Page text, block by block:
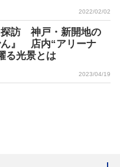
2022/02/02
探訪 神戸・新開地の
ん』 店内“アリーナ
る光景とは
2023/04/19